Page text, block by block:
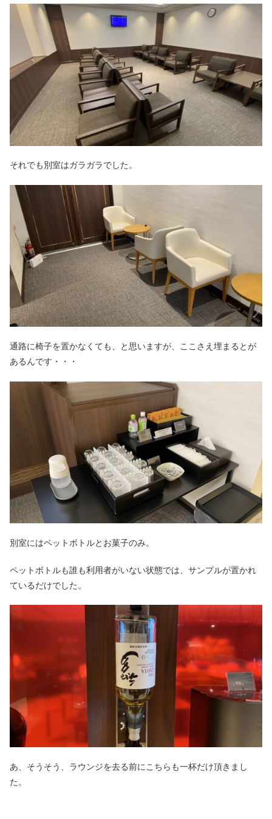
それでも別室はガラガラでした。
通路に椅子を置かなくても、と思いますが、ここさえ埋まるとが
あるんです・・・
別室にはペットボトルとお菓子のみ。
ペットボトルも誰も利用者がいない状態では、サンプルが置かれ
ているだけでした。
あ、そうそう、ラウンジを去る前にこちらも一杯だけ頂きまし
た。